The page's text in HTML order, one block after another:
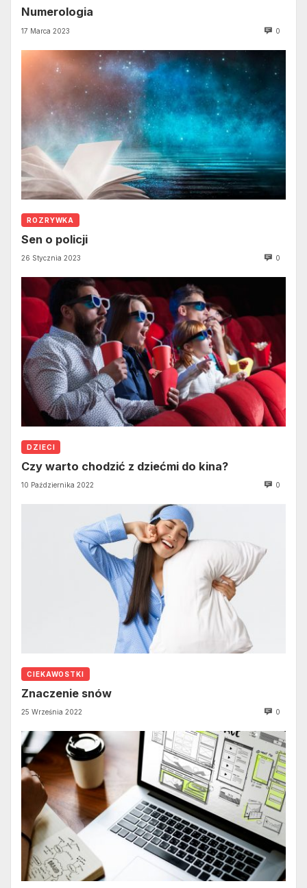
Numerologia
17 Marca 2023 0
ROZRYWKA
Sen o policji
26 Stycznia 2023 0
DZIECI
Czy warto chodzić z dziećmi do kina?
10 Października 2022 0
CIEKAWOSTKI
Znaczenie snów
25 Września 2022 0